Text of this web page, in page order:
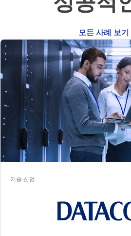
모든 사례 보기
기술 산업